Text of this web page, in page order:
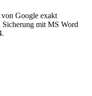
Google exakt
Sicherung mit MS Word